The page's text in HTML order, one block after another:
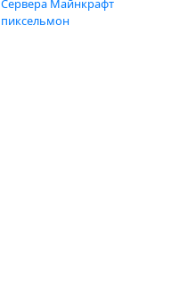
Сервера Майнкрафт
пиксельмон